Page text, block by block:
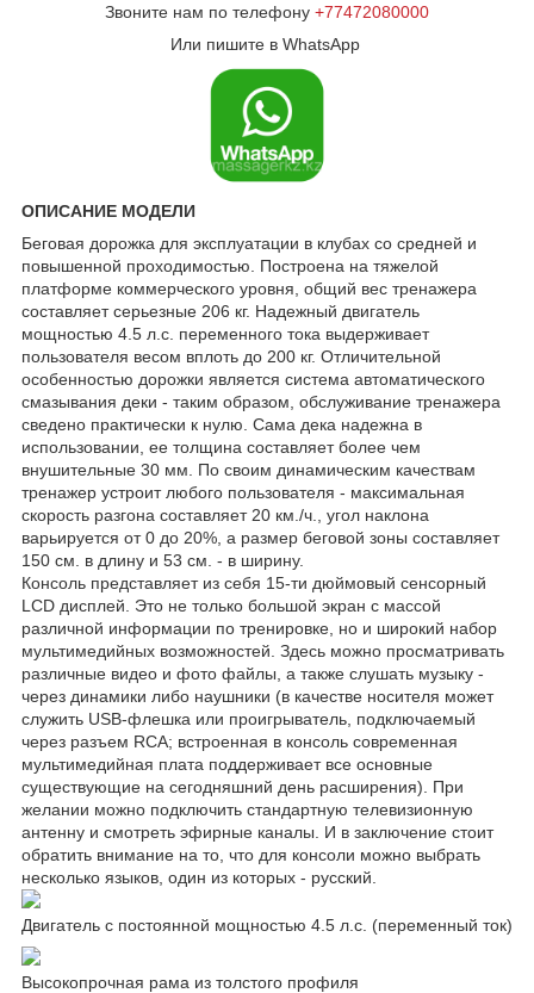
Звоните нам по телефону +77472080000
Или пишите в WhatsApp
ОПИСАНИЕ МОДЕЛИ
Беговая дорожка для эксплуатации в клубах со средней и
повышенной проходимостью. Построена на тяжелой
платформе коммерческого уровня, общий вес тренажера
составляет серьезные 206 кг. Надежный двигатель
мощностью 4.5 л.с. переменного тока выдерживает
пользователя весом вплоть до 200 кг. Отличительной
особенностью дорожки является система автоматического
смазывания деки - таким образом, обслуживание тренажера
сведено практически к нулю. Сама дека надежна в
использовании, ее толщина составляет более чем
внушительные 30 мм. По своим динамическим качествам
тренажер устроит любого пользователя - максимальная
скорость разгона составляет 20 км./ч., угол наклона
варьируется от 0 до 20%, а размер беговой зоны составляет
150 см. в длину и 53 см. - в ширину.
Консоль представляет из себя 15-ти дюймовый сенсорный
LCD дисплей. Это не только большой экран с массой
различной информации по тренировке, но и широкий набор
мультимедийных возможностей. Здесь можно просматривать
различные видео и фото файлы, а также слушать музыку -
через динамики либо наушники (в качестве носителя может
служить USB-флешка или проигрыватель, подключаемый
через разъем RCA; встроенная в консоль современная
мультимедийная плата поддерживает все основные
существующие на сегодняшний день расширения). При
желании можно подключить стандартную телевизионную
антенну и смотреть эфирные каналы. И в заключение стоит
обратить внимание на то, что для консоли можно выбрать
несколько языков, один из которых - русский.
Двигатель с постоянной мощностью 4.5 л.с. (переменный ток)
Высокопрочная рама из толстого профиля